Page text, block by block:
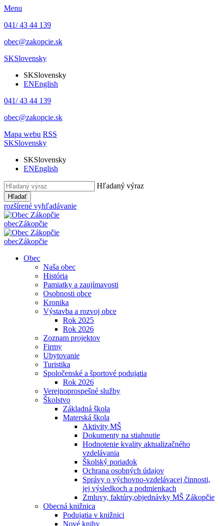
Menu
041/ 43 44 139
obec@zakopcie.sk
SKSlovensky
SKSlovensky
ENEnglish
041/ 43 44 139
obec@zakopcie.sk
Mapa webu RSS
SKSlovensky
SKSlovensky
ENEnglish
Hľadaný výraz
Hľadať
rozšírené vyhľadávanie
obecZákopčie
obecZákopčie
Obec
Naša obec
História
Pamiatky a zaujímavosti
Osobnosti obce
Kronika
Výstavba a rozvoj obce
Rok 2025
Rok 2026
Zoznam projektov
Firmy
Ubytovanie
Turistika
Spoločenské a športové podujatia
Rok 2026
Verejnoprospešné služby
Školstvo
Základná škola
Materská škola
Aktivity MŠ
Dokumenty na stiahnutie
Hodnotenie kvality aktualizačného
vzdelávania
Školský poriadok
Ochrana osobných údajov
Správy o výchovno-vzdelávacej činnosti,
jej výsledkoch a podmienkach
Zmluvy, faktúry,objednávky MŠ Zákopčie
Obecná knižnica
Podujatia v knižnici
Nové knihy